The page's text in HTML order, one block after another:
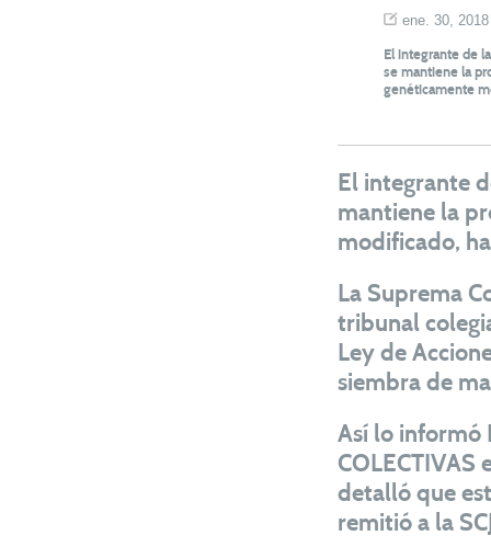
ene. 30, 2018
El integrante de
se mantiene la
genéticamente
El integrante
mantiene la
modificado,
La Suprema
tribunal
Ley de
siembra de
Así lo informó
COLECTIVAS
detalló que
remitió a la